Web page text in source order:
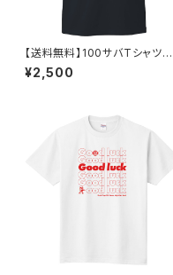
【送料無料】100サバTシャツそ
の3（半袖）
¥2,500